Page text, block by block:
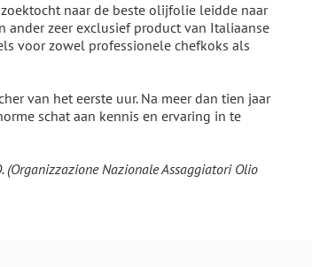
naar de beste olijfolie leidde naar
zeer exclusief product van Italiaanse
voor zowel professionele chefkoks als
van het eerste uur. Na meer dan tien jaar
schat aan kennis en ervaring in te
(Organizzazione Nazionale Assaggiatori Olio